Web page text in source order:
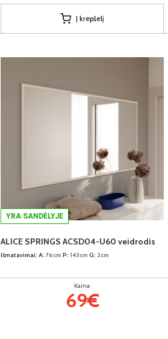
Į krepšelį
YRA SANDĖLYJE
ALICE SPRINGS ACSD04-U60 veidrodis
Išmatavimai: A: 76cm P: 143cm G: 2cm
Kaina:
69€